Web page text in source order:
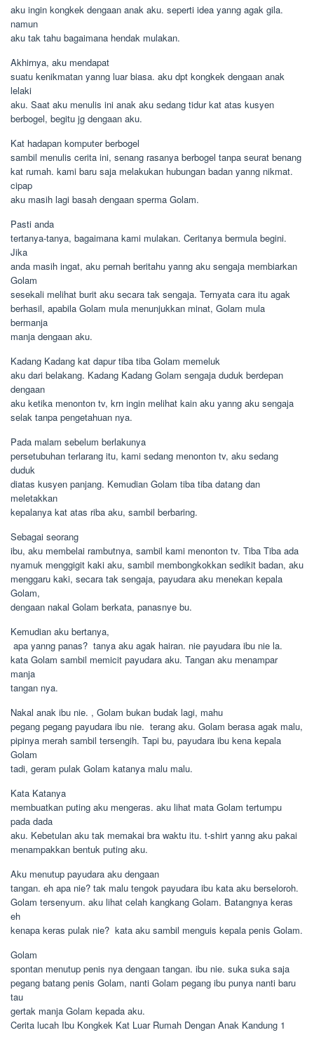
aku ingin kongkek dengaan anak aku. seperti idea yanng agak gila.
namun
aku tak tahu bagaimana hendak mulakan.
Akhirnya, aku mendapat
suatu kenikmatan yanng luar biasa. aku dpt kongkek dengaan anak
lelaki
aku. Saat aku menulis ini anak aku sedang tidur kat atas kusyen
berbogel, begitu jg dengaan aku.
Kat hadapan komputer berbogel
sambil menulis cerita ini, senang rasanya berbogel tanpa seurat benang
kat rumah. kami baru saja melakukan hubungan badan yanng nikmat.
cipap
aku masih lagi basah dengaan sperma Golam.
Pasti anda
tertanya-tanya, bagaimana kami mulakan. Ceritanya bermula begini.
Jika
anda masih ingat, aku pernah beritahu yanng aku sengaja membiarkan
Golam
sesekali melihat burit aku secara tak sengaja. Ternyata cara itu agak
berhasil, apabila Golam mula menunjukkan minat, Golam mula
bermanja
manja dengaan aku.
Kadang Kadang kat dapur tiba tiba Golam memeluk
aku dari belakang. Kadang Kadang Golam sengaja duduk berdepan
dengaan
aku ketika menonton tv, krn ingin melihat kain aku yanng aku sengaja
selak tanpa pengetahuan nya.
Pada malam sebelum berlakunya
persetubuhan terlarang itu, kami sedang menonton tv, aku sedang
duduk
diatas kusyen panjang. Kemudian Golam tiba tiba datang dan
meletakkan
kepalanya kat atas riba aku, sambil berbaring.
Sebagai seorang
ibu, aku membelai rambutnya, sambil kami menonton tv. Tiba Tiba ada
nyamuk menggigit kaki aku, sambil membongkokkan sedikit badan, aku
menggaru kaki, secara tak sengaja, payudara aku menekan kepala
Golam,
dengaan nakal Golam berkata, panasnye bu.
Kemudian aku bertanya,
 apa yanng panas?  tanya aku agak hairan. nie payudara ibu nie la. 
kata Golam sambil memicit payudara aku. Tangan aku menampar
manja
tangan nya.
Nakal anak ibu nie. , Golam bukan budak lagi, mahu
pegang pegang payudara ibu nie.  terang aku. Golam berasa agak malu,
pipinya merah sambil tersengih. Tapi bu, payudara ibu kena kepala
Golam
tadi, geram pulak Golam katanya malu malu.
Kata Katanya
membuatkan puting aku mengeras. aku lihat mata Golam tertumpu
pada dada
aku. Kebetulan aku tak memakai bra waktu itu. t-shirt yanng aku pakai
menampakkan bentuk puting aku.
Aku menutup payudara aku dengaan
tangan. eh apa nie? tak malu tengok payudara ibu kata aku berseloroh.
Golam tersenyum. aku lihat celah kangkang Golam. Batangnya keras
eh
kenapa keras pulak nie?  kata aku sambil menguis kepala penis Golam.
Golam
spontan menutup penis nya dengaan tangan. ibu nie. suka suka saja
pegang batang penis Golam, nanti Golam pegang ibu punya nanti baru
tau
gertak manja Golam kepada aku.
Cerita lucah Ibu Kongkek Kat Luar Rumah Dengan Anak Kandung 1